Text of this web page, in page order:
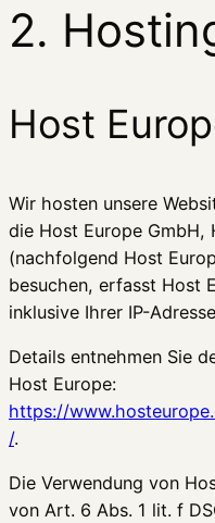
2.
Host
Wir hosten unsere
die Host Europe GmbH,
(nachfolgend Host
besuchen, erfasst Host
inklusive Ihrer IP-
Details entnehmen Sie
Host Europe:
https://
/.
Die Verwendung von
von Art. 6 Abs. 1 lit. f